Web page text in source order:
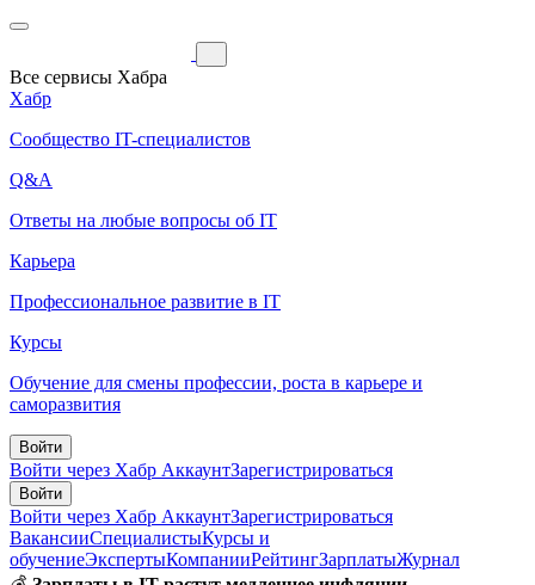
Все сервисы Хабра
Хабр
Сообщество IT-специалистов
Q&A
Ответы на любые вопросы об IT
Карьера
Профессиональное развитие в IT
Курсы
Обучение для смены профессии, роста в карьере и
саморазвития
Войти
Войти через Хабр АккаунтЗарегистрироваться
Войти
Войти через Хабр АккаунтЗарегистрироваться
ВакансииСпециалистыКурсы и
обучениеЭкспертыКомпанииРейтингЗарплатыЖурнал